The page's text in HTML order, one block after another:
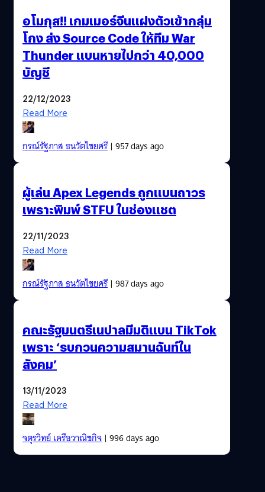
อโมกุส!! เกมเมอร์จีนแฝงตัวเข้ากลุ่ม
โกง ส่ง Source Code ให้ทีม War
Thunder แบนหายไปกว่า 40,000
บัญชี
22/12/2023
Read More
กรณ์รัฐภาส ธนวัตไชยศรี| 957 days ago
ผู้เล่น Apex Legends ถูกแบนถาวร
เพราะพิมพ์ STFU ในช่องแชต
22/11/2023
Read More
กรณ์รัฐภาส ธนวัตไชยศรี| 987 days ago
คณะรัฐมนตรีเนปาลมีมติแบน TikTok
เพราะ ‘รบกวนความสมานฉันท์ใน
สังคม’
13/11/2023
Read More
จตุรวิทย์ เครือวาณิชกิจ| 996 days ago